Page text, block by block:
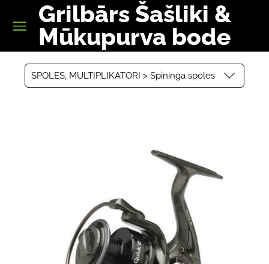
Grilbārs Šašliki &
Mūkupurva bode
SPOLES, MULTIPLIKATORI > Spininga spoles